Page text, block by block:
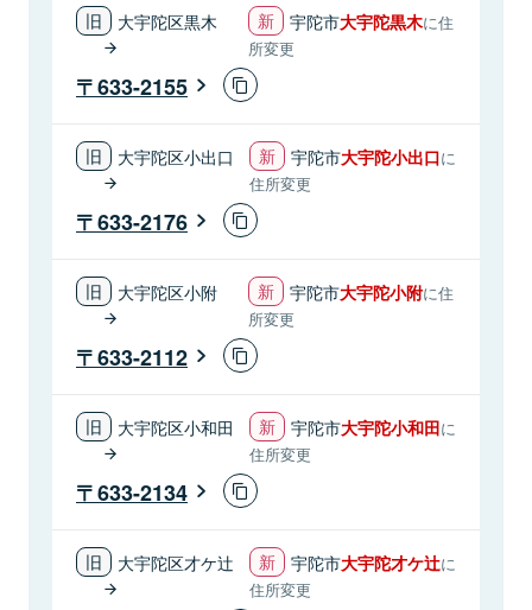
大宇陀区黒木 宇陀市大宇陀黒木に住
所変更
633-2155
大宇陀区小出口 宇陀市大宇陀小出口に
住所変更
633-2176
大宇陀区小附 宇陀市大宇陀小附に住
所変更
633-2112
大宇陀区小和田 宇陀市大宇陀小和田に
住所変更
633-2134
大宇陀区才ケ辻 宇陀市大宇陀才ケ辻に
住所変更